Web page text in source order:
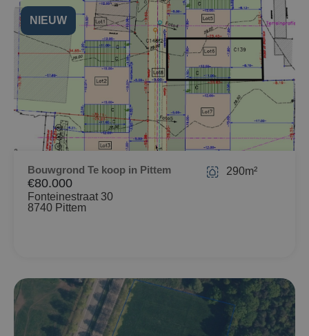
NIEUW
Bouwgrond Te koop in Pittem
€80.000
Fonteinestraat 30
8740 Pittem
290m²